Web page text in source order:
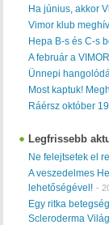
Ha június, akkor
Vimor klub
Hepa B-s és C-s
A február a
Ünnepi
Most kaptuk!
Ráérsz október
Legfrissebb
Ne felejtsetek el
A veszedelmes
lehetőségével! -
Egy ritka
Scleroderma